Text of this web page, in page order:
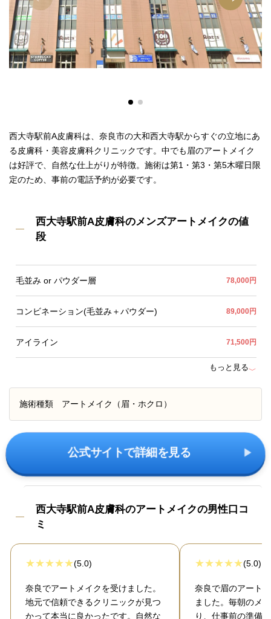
西大寺駅前A皮膚科は、奈良市の大和西大寺駅からすぐの立地にあ
る皮膚科・美容皮膚科クリニックです。中でも眉のアートメイク
は好評で、自然な仕上がりが特徴。施術は第1・第3・第5木曜日限
定のため、事前の電話予約が必要です。
西大寺駅前A皮膚科のメンズアートメイクの値
段
毛並み or パウダー層 78,000円
コンビネーション(毛並み＋パウダー) 89,000円
アイライン 71,500円
もっと見る﹀
施術種類 アートメイク（眉・ホクロ）
公式サイトで詳細を見る
西大寺駅前A皮膚科のアートメイクの男性口コ
ミ
(5.0)
奈良でアートメイクを受けました。
地元で信頼できるクリニックが見つ
かって本当に良かったです。自然な
(5.0)
奈良で眉のアート
ました。毎朝のメ
り、仕事前の準備